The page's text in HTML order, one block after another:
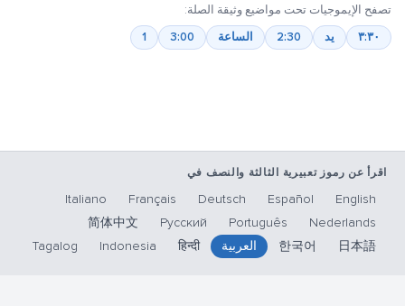
تصفح الإيموجيات تحت مواضيع وثيقة الصلة:
٣:٣٠
يد 2:30 الساعة 3:00
1
اقرأ عن رموز تعبيرية الثالثة والنصف في
English
Español
Deutsch
Français
Italiano
Nederlands
Português
Русский
简体中文
日本語
한국어 العربية हिन्दी
Indonesia
Tagalog